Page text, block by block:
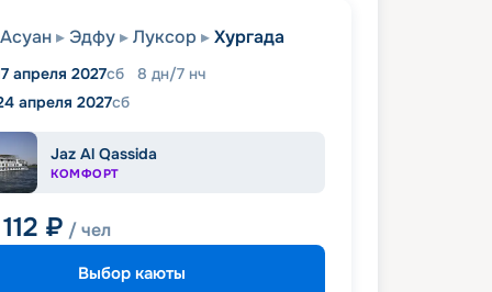
Асуан Эдфу Луксор Хургада
апреля 2027сб 8 дн/7 нч
апреля 2027сб
Jaz Al Qassida
КОМФОРТ
₽ / чел
Выбор каюты